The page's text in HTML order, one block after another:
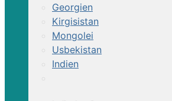
Georgien
Kirgisistan
Mongolei
Usbekistan
Indien